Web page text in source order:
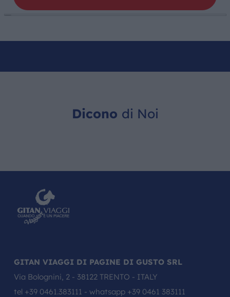
Dicono di Noi
GITAN VIAGGI DI PAGINE DI GUSTO SRL
Via Bolognini, 2 - 38122 TRENTO - ITALY
tel +39 0461.383111 - whatsapp +39 0461 383111